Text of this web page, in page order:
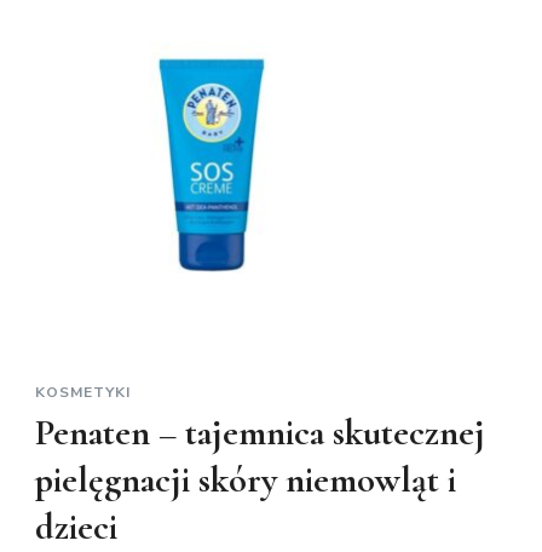
KOSMETYKI
Penaten – tajemnica skutecznej
pielęgnacji skóry niemowląt i
dzieci